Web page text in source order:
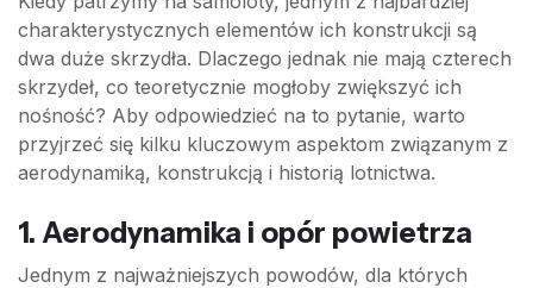
charakterystycznych elementów ich konstrukcji są
dwa duże skrzydła. Dlaczego jednak nie mają czterech
skrzydeł, co teoretycznie mogłoby zwiększyć ich
nośność? Aby odpowiedzieć na to pytanie, warto
przyjrzeć się kilku kluczowym aspektom związanym z
aerodynamiką, konstrukcją i historią lotnictwa.
1. Aerodynamika i opór powietrza
Jednym z najważniejszych powodów, dla których